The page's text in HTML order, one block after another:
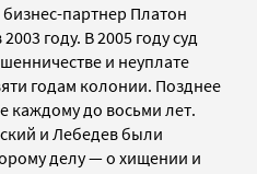
партнер Платон
году. В 2005 году суд
и неуплате
годам колонии. Позднее
каждому до восьми лет.
и Лебедев были
делу — о хищении и